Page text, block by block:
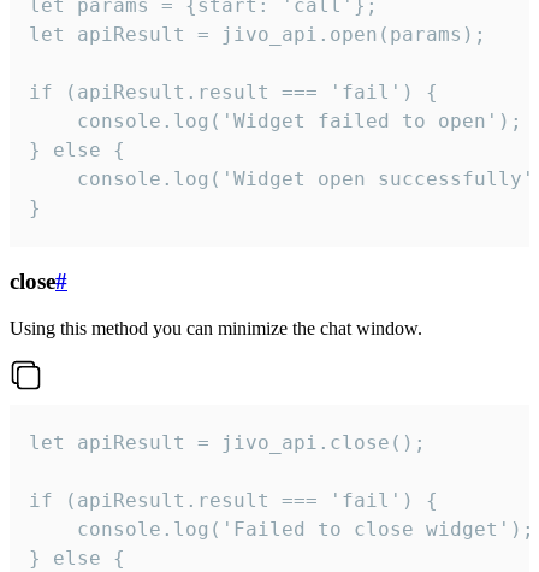
let params = {start: 'call'};
let apiResult = jivo_api.open(params);
if (apiResult.result === 'fail') {
    console.log('Widget failed to open');
} else {
console.log('Widget open
}
close#
Using this method you can minimize the chat window.
let apiResult = jivo_api.close();
if (apiResult.result === 'fail') {
    console.log('Failed to close widget');
} else {